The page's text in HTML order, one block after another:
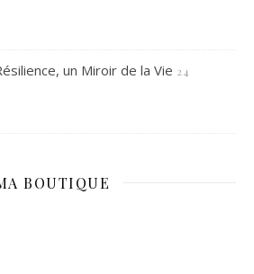
un Miroir de la Vie 24
BOUTIQUE